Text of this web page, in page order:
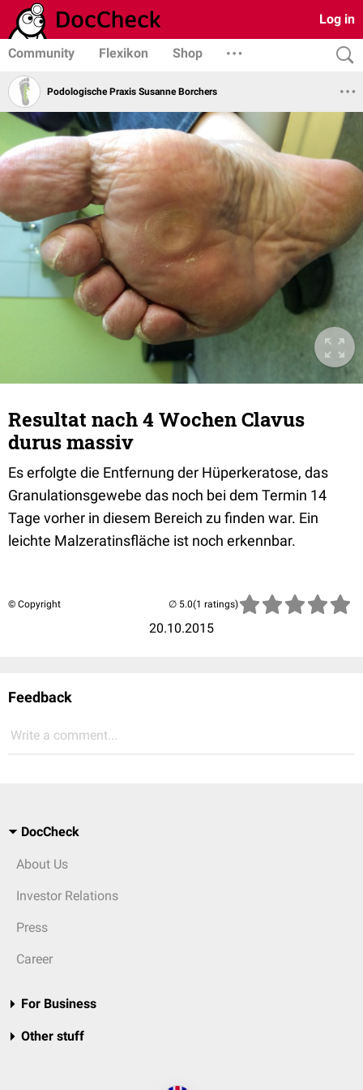
Log in
Community Flexikon Shop
Podologische Praxis Susanne Borchers
Resultat nach 4 Wochen Clavus
durus massiv
Es erfolgte die Entfernung der Hüperkeratose, das
Granulationsgewebe das noch bei dem Termin 14
Tage vorher in diesem Bereich zu finden war. Ein
leichte Malzeratinsfläche ist noch erkennbar.
© Copyright
20.10.2015
(1 ratings)
Feedback
Write a comment...
DocCheck
About Us
Investor Relations
Press
Career
For Business
Other stuff